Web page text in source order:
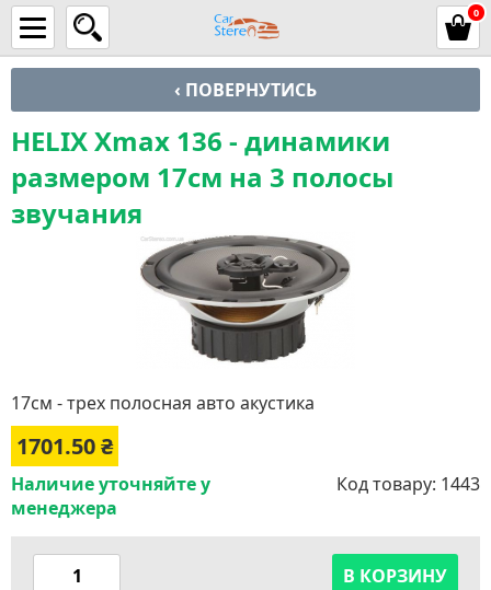
0
‹ ПОВЕРНУТИСЬ
HELIX Xmax 136 - динамики
размером 17см на 3 полосы
звучания
17см - трех полосная авто акустика
1701.50₴
Наличие уточняйте у
менеджера
Код товару: 1443
В КОРЗИНУ